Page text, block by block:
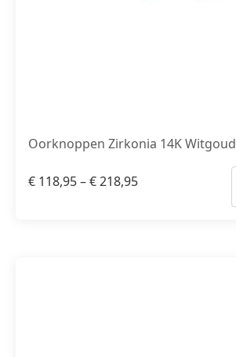
Oorknoppen Zirkonia 14K Witgoud
€ 118,95–€218,95